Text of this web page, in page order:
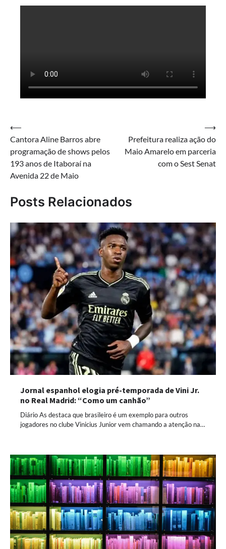
Navegação
de
Post
⟵
Cantora Aline Barros abre
programação de shows pelos
193 anos de Itaboraí na
Avenida 22 de Maio
Prefeitura realiza ação do
Maio Amarelo em parceria
com o Sest Senat
⟶
Posts Relacionados
Jornal espanhol elogia pré-temporada de Vini Jr.
no Real Madrid: “Como um canhão”
Diário As destaca que brasileiro é um exemplo para outros
jogadores no clube Vinicius Junior vem chamando a atenção na…